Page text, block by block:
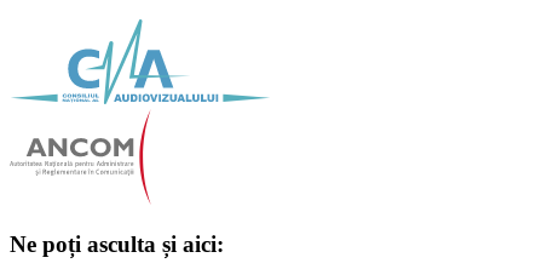
Ne poți asculta și aici: